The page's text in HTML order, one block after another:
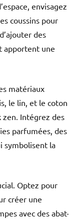
envisagez
coussins pour
des
apportent une
matériaux
le lin, et le coton
zen. Intégrez des
parfumées, des
symbolisent la
Optez pour
créer une
avec des abat-